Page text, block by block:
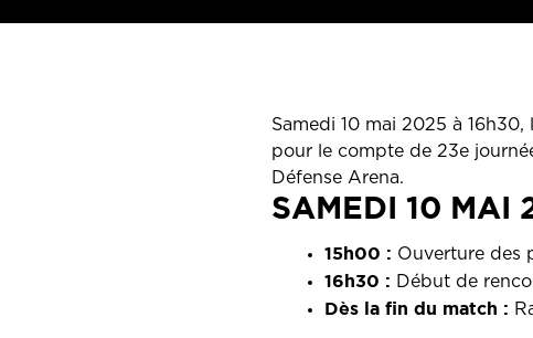
Samedi 10 mai 2025 à
pour le compte de 23e
Défense Arena.
SAMEDI 10 MAI
15h00 : Ouverture des
16h30 : Début de
Dès la fin du match :